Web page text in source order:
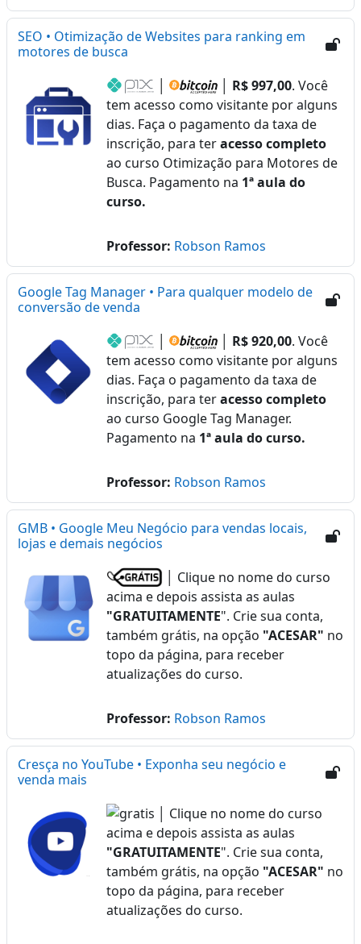
SEO • Otimização de Websites para ranking em
motores de busca
R$ 997,00. Você
tem acesso como visitante por alguns
dias. Faça o pagamento da taxa de
inscrição, para teracesso completo
ao curso Otimização para Motores de
Busca. Pagamento na 1ª aula do
curso.
Professor: Robson Ramos
Google Tag Manager • Para qualquer modelo de
conversão de venda
R$ 920,00. Você
tem acesso como visitante por alguns
dias. Faça o pagamento da taxa de
inscrição, para teracesso completo
ao curso Google Tag Manager.
Pagamento na 1ª aula do curso.
Professor: Robson Ramos
GMB • Google Meu Negócio para vendas locais,
lojas e demais negócios
│ Clique no nome do curso
acima e depois assista as aulas
"GRATUITAMENTE". Crie sua conta,
também grátis, na opção "ACESAR" no
topo da página, para receber
atualizações do curso.
Professor: Robson Ramos
Cresça no YouTube • Exponha seu negócio e
venda mais
│ Clique no nome do curso
acima e depois assista as aulas
"GRATUITAMENTE". Crie sua conta,
também grátis, na opção "ACESAR" no
topo da página, para receber
atualizações do curso.